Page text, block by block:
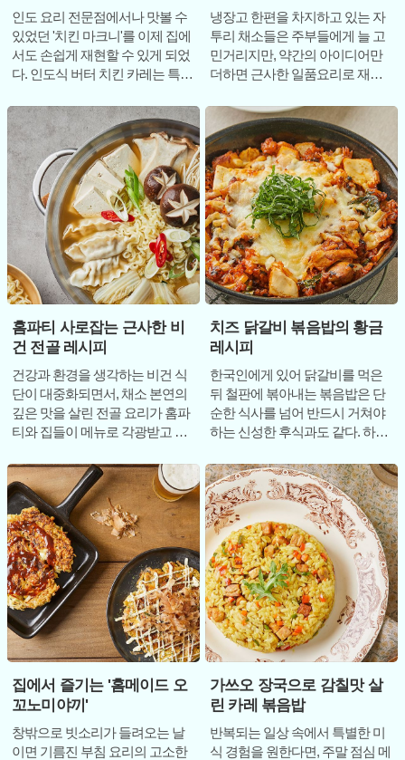
인도 요리 전문점에서나 맛볼 수
있었던 '치킨 마크니'를 이제 집에
서도 손쉽게 재현할 수 있게 되었
다. 인도식 버터 치킨 카레는 특유
면서도
냉장고 한편을 차지하고 있는 자
투리 채소들은 주부들에게 늘 고
민거리지만, 약간의 아이디어만
더하면 근사한 일품요리로 재탄
채소가 많거
홈파티 사로잡는 근사한 비
건 전골 레시피
건강과 환경을 생각하는 비건 식
단이 대중화되면서, 채소 본연의
깊은 맛을 살린 전골 요리가 홈파
티와 집들이 메뉴로 각광받고 있
능 스프
치즈 닭갈비 볶음밥의 황금
레시피
한국인에게 있어 닭갈비를 먹은
뒤 철판에 볶아내는 볶음밥은 단
순한 식사를 넘어 반드시 거쳐야
하는 신성한 후식과도 같다. 하지
까지 기다
집에서 즐기는 '홈메이드 오
꼬노미야끼'
창밖으로 빗소리가 들려오는 날
이면 기름진 부침 요리의 고소한
가쓰오 장국으로 감칠맛 살
린 카레 볶음밥
반복되는 일상 속에서 특별한 미
식 경험을 원한다면, 주말 점심 메